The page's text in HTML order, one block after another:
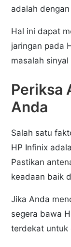
adalah
Hal ini dapat
jaringan pada
masalah
Periksa
Anda
Salah satu
HP Infinix
Pastikan
keadaan baik
Jika Anda
segera bawa
terdekat untuk